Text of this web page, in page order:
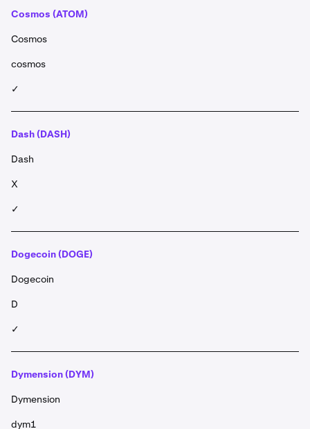
Cosmos (ATOM)
Cosmos
cosmos
✓
Dash (DASH)
Dash
X
✓
Dogecoin (DOGE)
Dogecoin
D
✓
Dymension (DYM)
Dymension
dym1